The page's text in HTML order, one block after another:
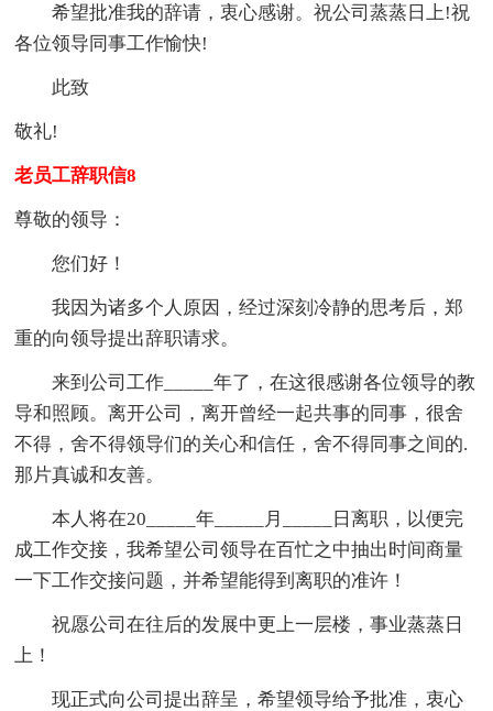
希望批准我的辞请，衷心感谢。祝公司蒸蒸日上!祝
各位领导同事工作愉快!
此致
敬礼!
老员工辞职信8
尊敬的领导：
您们好！
我因为诸多个人原因，经过深刻冷静的思考后，郑
重的向领导提出辞职请求。
来到公司工作_____年了，在这很感谢各位领导的教
导和照顾。离开公司，离开曾经一起共事的同事，很舍
不得，舍不得领导们的关心和信任，舍不得同事之间的.
那片真诚和友善。
本人将在20_____年_____月_____日离职，以便完
成工作交接，我希望公司领导在百忙之中抽出时间商量
一下工作交接问题，并希望能得到离职的准许！
祝愿公司在往后的发展中更上一层楼，事业蒸蒸日
上！
现正式向公司提出辞呈，希望领导给予批准，衷心